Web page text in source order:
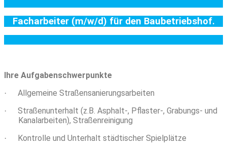
Facharbeiter (m/w/d) für den Baubetriebshof.
Ihre Aufgabenschwerpunkte
· Allgemeine Straßensanierungsarbeiten
·
Straßenunterhalt (z.B. Asphalt-, Pflaster-, Grabungs- und
Kanalarbeiten), Straßenreinigung
· Kontrolle und Unterhalt städtischer Spielplätze